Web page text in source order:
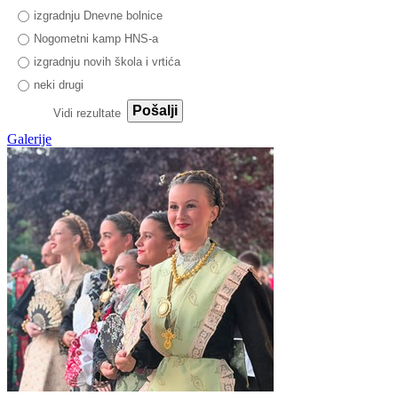
izgradnju Dnevne bolnice
Nogometni kamp HNS-a
izgradnju novih škola i vrtića
neki drugi
Vidi rezultate
Pošalji
Galerije